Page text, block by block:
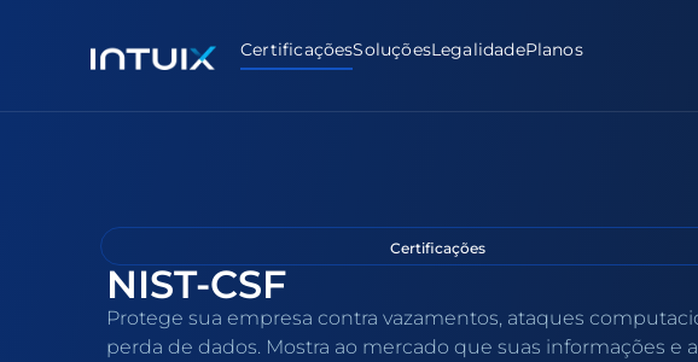
CertificaçõesSoluçõesLegalidadePlanos
Certificações
NIST-CSF
Protege sua empresa contra vazamentos, ataques
perda de dados. Mostra ao mercado que suas informações e